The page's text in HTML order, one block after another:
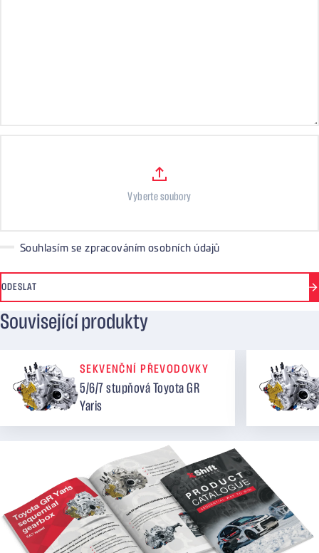
Vyberte soubory
Souhlasím se zpracováním osobních údajů
ODESLAT
Související produkty
SEKVENČNÍ PŘEVODOVKY
5/6/7 stupňová Toyota GR
Yaris